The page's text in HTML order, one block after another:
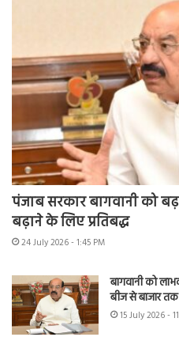
पंजाब सरकार बागवानी को
बढ़ाने के लिए प्रतिबद्ध
24 July 2026 - 1:45 PM
बागवानी को
बीज से बाजार तक
15 July 2026 -